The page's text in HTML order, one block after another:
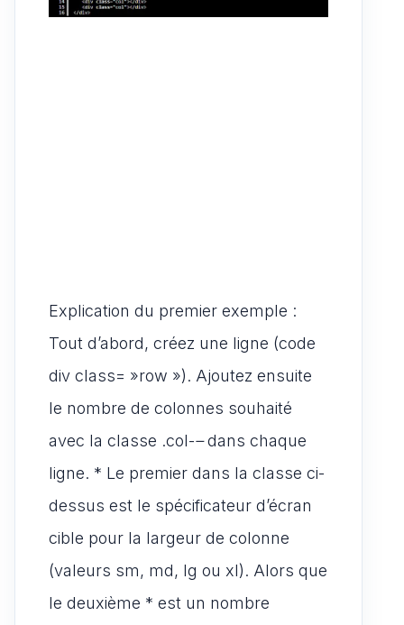
Explication du premier exemple :
Tout d’abord, créez une ligne (code
div class= »row »). Ajoutez ensuite
le nombre de colonnes souhaité
avec la classe .col-–dans chaque
ligne. * Le premier dans la classe ci-
dessus est le spécificateur d’écran
cible pour la largeur de colonne
(valeurs sm, md, lg ou xl). Alors que
le deuxième * est un nombre